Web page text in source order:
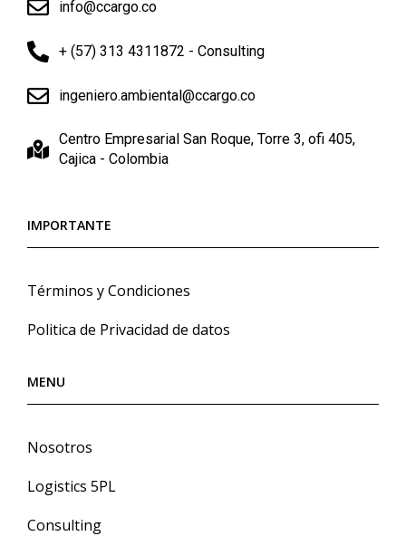
info@ccargo.co
+ (57) 313 4311872 - Consulting
ingeniero.ambiental@ccargo.co
Centro Empresarial San Roque, Torre 3, ofi 405,
Cajica - Colombia
IMPORTANTE
Términos y Condiciones
Politica de Privacidad de datos
MENU
Nosotros
Logistics 5PL
Consulting